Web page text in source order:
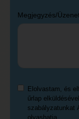
Megjegyzés/
Elolvastam, és
űrlap
szabályzatunkat
olvashatja.